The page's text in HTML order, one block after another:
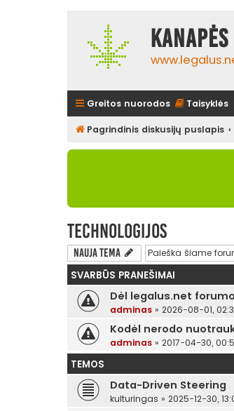
Greitos nuorodos Taisyklės
Pagrindinis diskusijų puslapis
Technologijos
Nauja tema
SVARBŪS PRANEŠIMAI
Dėl legalus.net
adminas » 2026-08-01,
Kodėl nerodo
adminas » 2017-04-30,
TEMOS
Data-Driven Steering
kulturingas » 2025-12-30,